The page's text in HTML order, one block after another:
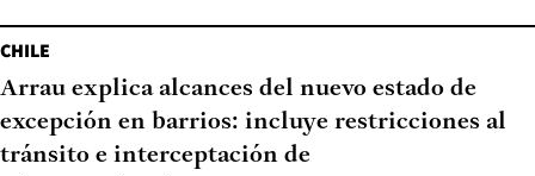
CHILE
Arrau explica alcances del nuevo estado de
excepción en barrios: incluye restricciones al
tránsito e interceptación de